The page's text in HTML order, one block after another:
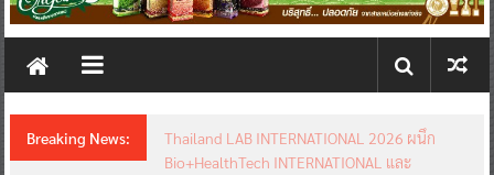
Thailand
New
Breaking News:
Thailand LAB INTERNATIONAL 2026 ผนึก
Bio+HealthTech INTERNATIONAL และ